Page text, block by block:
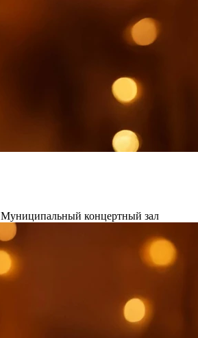
Муниципальный концертный зал